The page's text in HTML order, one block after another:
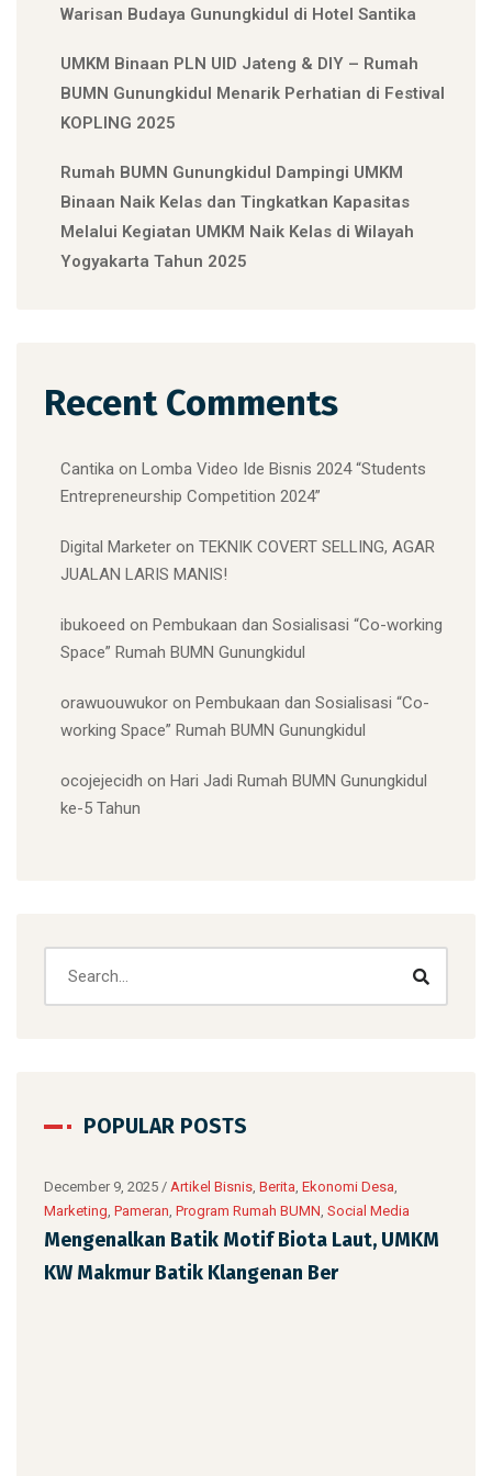
Warisan Budaya Gunungkidul di Hotel Santika
UMKM Binaan PLN UID Jateng & DIY – Rumah
BUMN Gunungkidul Menarik Perhatian di Festival
KOPLING 2025
Rumah BUMN Gunungkidul Dampingi UMKM
Binaan Naik Kelas dan Tingkatkan Kapasitas
Melalui Kegiatan UMKM Naik Kelas di Wilayah
Yogyakarta Tahun 2025
Recent Comments
Cantika on Lomba Video Ide Bisnis 2024 “Students
Entrepreneurship Competition 2024”
Digital Marketer on TEKNIK COVERT SELLING, AGAR
JUALAN LARIS MANIS!
ibukoeed on Pembukaan dan Sosialisasi “Co-working
Space” Rumah BUMN Gunungkidul
orawuouwukor on Pembukaan dan Sosialisasi “Co-
working Space” Rumah BUMN Gunungkidul
ocojejecidh on Hari Jadi Rumah BUMN Gunungkidul
ke-5 Tahun
POPULAR POSTS
December 9, 2025 / Artikel Bisnis, Berita, Ekonomi Desa,
Marketing, Pameran, Program Rumah BUMN, Social Media
Mengenalkan Batik Motif Biota Laut, UMKM
KW Makmur Batik Klangenan Ber